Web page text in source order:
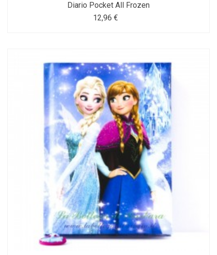
Diario Pocket All Frozen
12,96 €